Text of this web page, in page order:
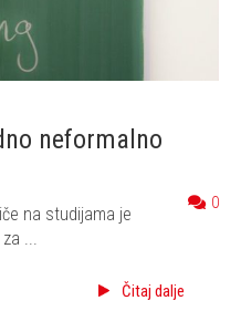
neformalno
0
na studijama je
...
Čitaj dalje